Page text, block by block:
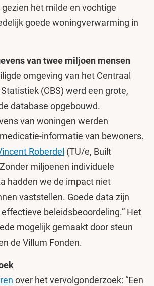
het milde en vochtige
goede woningverwarming in
van twee miljoen mensen
omgeving van het Centraal
(CBS) werd een grote,
database opgebouwd.
van woningen werden
informatie van bewoners.
Roberdel (TU/e, Built
miljoenen individuele
hadden we de impact niet
vaststellen. Goede data zijn
beleidsbeoordeling.” Het
mogelijk gemaakt door steun
de Villum Fonden.
over het vervolgonderzoek: “Een